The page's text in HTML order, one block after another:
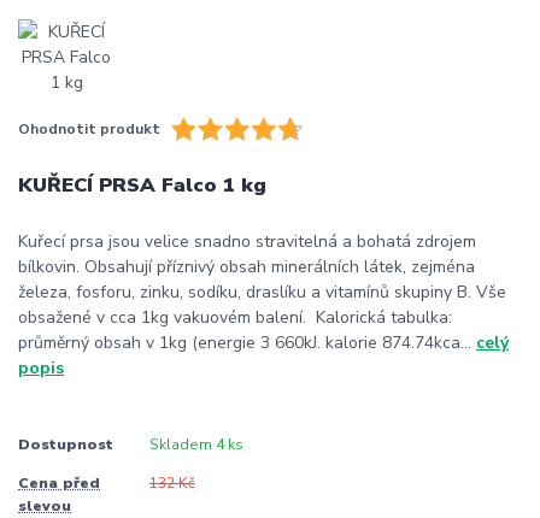
Ohodnotit produkt
KUŘECÍ PRSA Falco 1 kg
Kuřecí prsa jsou velice snadno stravitelná a bohatá zdrojem
bílkovin. Obsahují příznivý obsah minerálních látek, zejména
železa, fosforu, zinku, sodíku, draslíku a vitamínů skupiny B. Vše
obsažené v cca 1kg vakuovém balení. Kalorická tabulka:
průměrný obsah v 1kg (energie 3 660kJ. kalorie 874.74kca... celý
popis
Dostupnost Skladem 4 ks
Cena před
slevou
132 Kč